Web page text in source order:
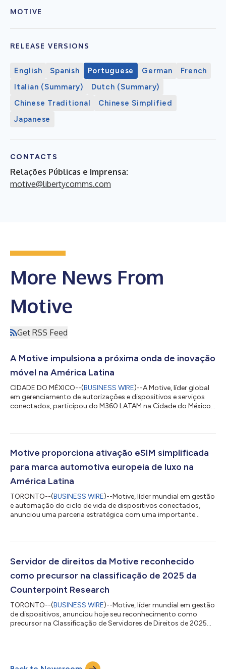
MOTIVE
RELEASE VERSIONS
English Spanish Portuguese German
French
Italian (Summary)
Dutch (Summary)
Chinese Traditional
Chinese Simplified
Japanese
CONTACTS
Relações Públicas e Imprensa:
motive@libertycomms.com
More News From
Motive
Get RSS Feed
A Motive impulsiona a próxima onda de inovação
móvel na América Latina
CIDADE DO MÉXICO--(BUSINESS WIRE)--A Motive, líder global
em gerenciamento de autorizações e dispositivos e serviços
conectados, participou do M360 LATAM na Cidade do México,
região: Conectividade via satélite direta para dispositivos em
a ponta em escala e autenticação silenciosa baseada em SIM,
substituindo o SMS OTP...
Motive proporciona ativação eSIM simplificada
para marca automotiva europeia de luxo na
América Latina
TORONTO--(BUSINESS WIRE)--Motive, líder mundial em gestão
e automação do ciclo de vida de dispositivos conectados,
anunciou uma parceria estratégica com uma importante
europeia de luxo no México. A solução, baseada no Entitlement
vinculem suas identidades móveis diretamente a seus veículos
Servidor de direitos da Motive reconhecido
como precursor na classificação de 2025 da
Counterpoint Research
TORONTO--(BUSINESS WIRE)--Motive, líder mundial em gestão
de dispositivos, anunciou hoje seu reconhecimento como
precursor na Classificação de Servidores de Direitos de 2025
investimento decisivo da Motive na orquestração de direitos